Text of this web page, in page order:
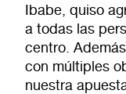
Ibabe, quiso
a todas las
centro.
con múltiples
nuestra